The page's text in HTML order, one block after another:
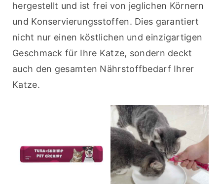
hergestellt und ist frei von jeglichen Körnern
und Konservierungsstoffen. Dies garantiert
nicht nur einen köstlichen und einzigartigen
Geschmack für Ihre Katze, sondern deckt
auch den gesamten Nährstoffbedarf Ihrer
Katze.